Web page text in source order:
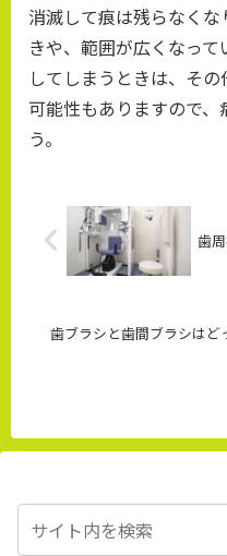
消滅して痕は残らなく
きや、範囲が広くなっ
してしまうときは、そ
可能性もありますので
う。
歯
歯ブラシと歯間ブラシはど